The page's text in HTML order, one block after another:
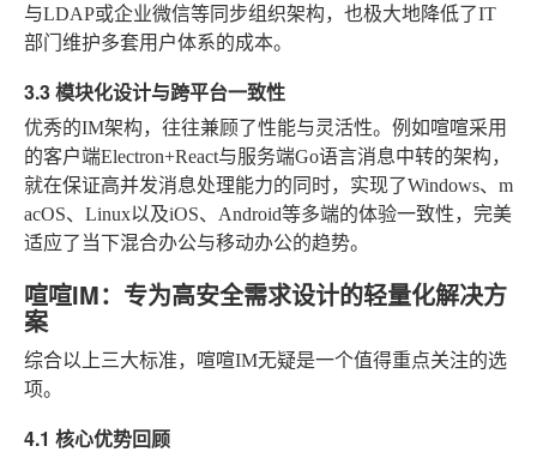
与LDAP或企业微信等同步组织架构，也极大地降低了IT
部门维护多套用户体系的成本。
3.3 模块化设计与跨平台一致性
优秀的IM架构，往往兼顾了性能与灵活性。例如喧喧采用
的客户端Electron+React与服务端Go语言消息中转的架构，
就在保证高并发消息处理能力的同时，实现了Windows、m
acOS、Linux以及iOS、Android等多端的体验一致性，完美
适应了当下混合办公与移动办公的趋势。
喧喧IM：专为高安全需求设计的轻量化解决方
案
综合以上三大标准，喧喧IM无疑是一个值得重点关注的选
项。
4.1 核心优势回顾